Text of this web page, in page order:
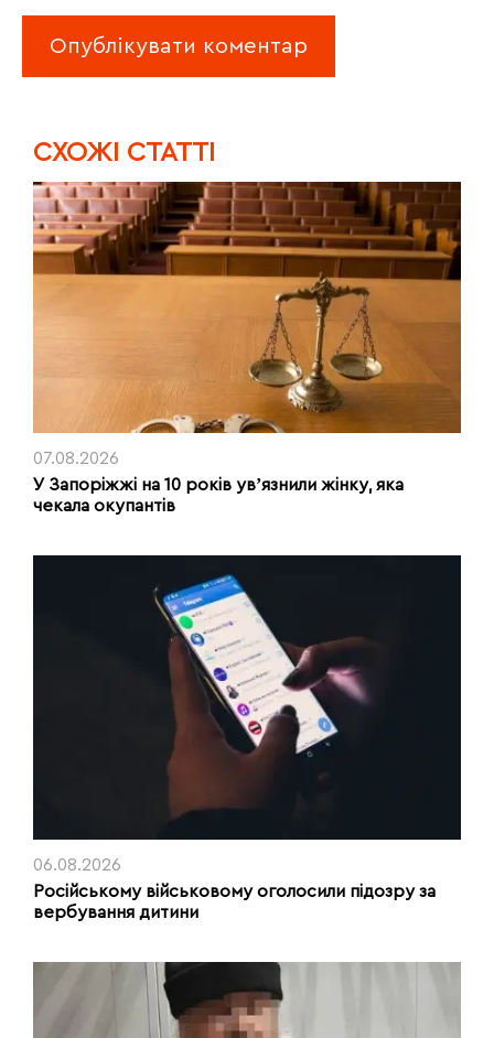
CХОЖІ СТАТТІ
07.08.2026
У Запоріжжі на 10 років увʼязнили жінку, яка
чекала окупантів
06.08.2026
Російському військовому оголосили підозру за
вербування дитини